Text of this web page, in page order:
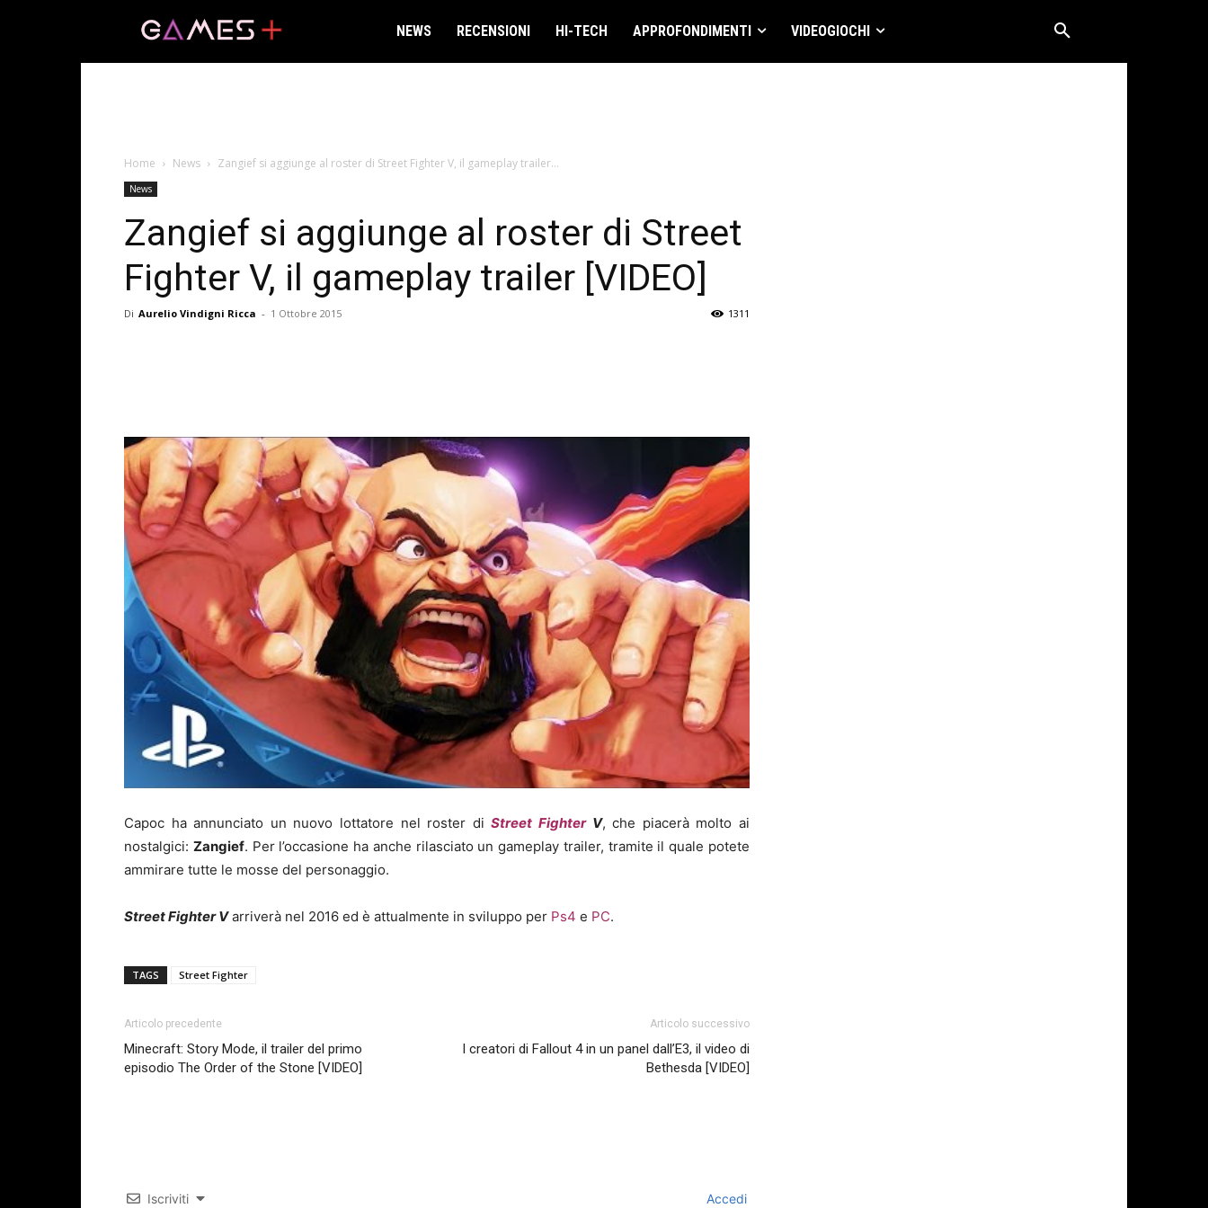
NEWS RECENSIONI HI-TECH APPROFONDIMENTI VIDEOGIOCHI
Home News Zangief si aggiunge al roster di Street Fighter V, il gameplay trailer...
News
Zangief si aggiunge al roster di Street
Fighter V, il gameplay trailer [VIDEO]
Di Aurelio Vindigni Ricca - 1 Ottobre 2015 1311
Capoc ha annunciato un nuovo lottatore nel roster diStreet FighterV, che piacerà molto ai
nostalgici: Zangief. Per l’occasione ha anche rilasciato un gameplay trailer, tramite il quale potete
ammirare tutte le mosse del personaggio.
Street Fighter Varriverà nel 2016 ed è attualmente in sviluppo per Ps4 e PC.
TAGS Street Fighter
Articolo precedente
Minecraft: Story Mode, il trailer del primo
episodio The Order of the Stone [VIDEO]
Articolo successivo
I creatori di Fallout 4 in un panel dall’E3, il video di
Bethesda [VIDEO]
Iscriviti Accedi